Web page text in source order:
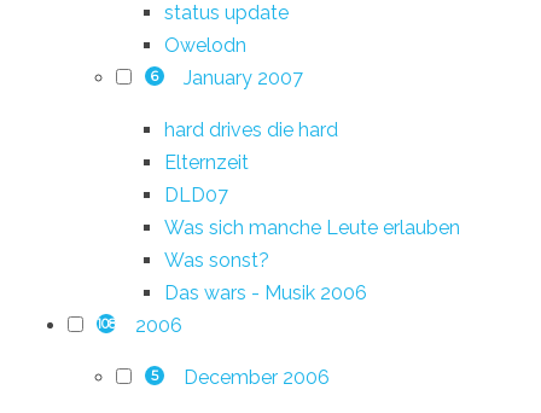
status update
Owelodn
6 January 2007
hard drives die hard
Elternzeit
DLD07
Was sich manche Leute erlauben
Was sonst?
Das wars - Musik 2006
108 2006
5 December 2006